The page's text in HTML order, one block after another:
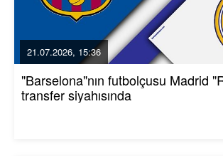
21.07.2026, 15:36
"Barselona"nın futbolçusu Madrid
transfer siyahısında